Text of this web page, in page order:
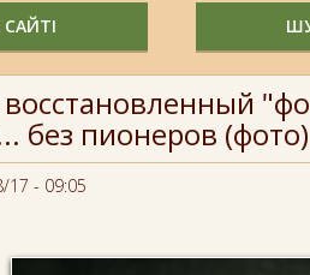
без пионеров (фото)
17 - 09:05